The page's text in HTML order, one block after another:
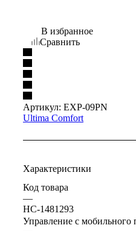
В избранное
Сравнить
Артикул: EXP-09PN
Ultima Comfort
Характеристики
Код товара
—
НС-1481293
Управление c